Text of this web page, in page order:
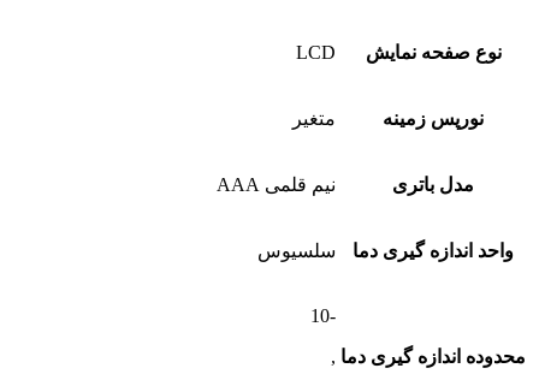
نوع صفحه نمایش LCD
نورپس زمینه متغیر
مدل باتری نیم قلمی AAA
واحد اندازه گیری دما سلسیوس
محدوده اندازه گیری دما
-10
,